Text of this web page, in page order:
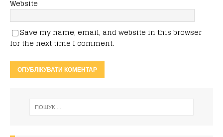
Website
Save my name, email, and website in this browser
for the next time I comment.